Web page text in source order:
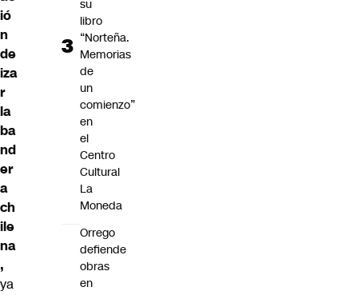
ió
n
de
iza
r
la
ba
nd
er
a
ch
ile
na
,
ya
su
libro
“Norteña.
Memorias
de
un
comienzo”
en
el
Centro
Cultural
La
Moneda
Orrego
defiende
obras
en